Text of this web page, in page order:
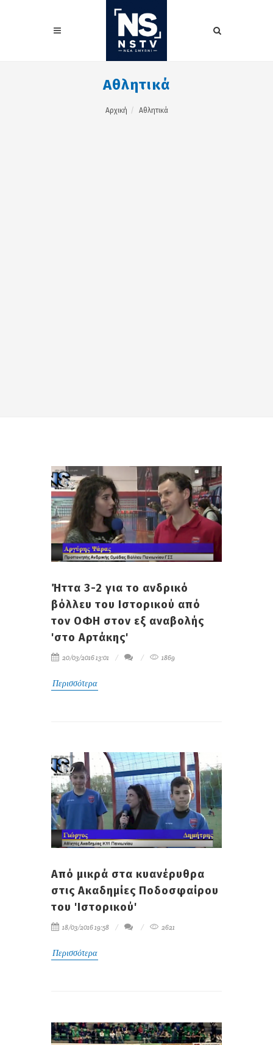
Αθλητικά
Αρχική Αθλητικά
Ήττα 3-2 για το ανδρικό
βόλλευ του Ιστορικού από
τον ΟΦΗ στον εξ αναβολής
'στο Αρτάκης'
20/03/2016 13:01 1869
Περισσότερα
Από μικρά στα κυανέρυθρα
στις Ακαδημίες Ποδοσφαίρου
του 'Ιστορικού'
18/03/2016 19:58 2621
Περισσότερα